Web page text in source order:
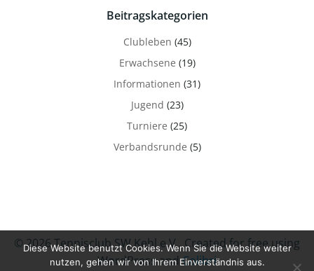
Beitragskategorien
Clubleben (45)
Erwachsene (19)
Informationen (31)
Jugend (23)
Turniere (25)
Verbandsrunde (5)
© 2026 Tennisclub SW Kehl e.V.. Created for free using
WordPress andColibri
Diese Website benutzt Cookies. Wenn Sie die Website weiter
nutzen, gehen wir von Ihrem Einverständnis aus.